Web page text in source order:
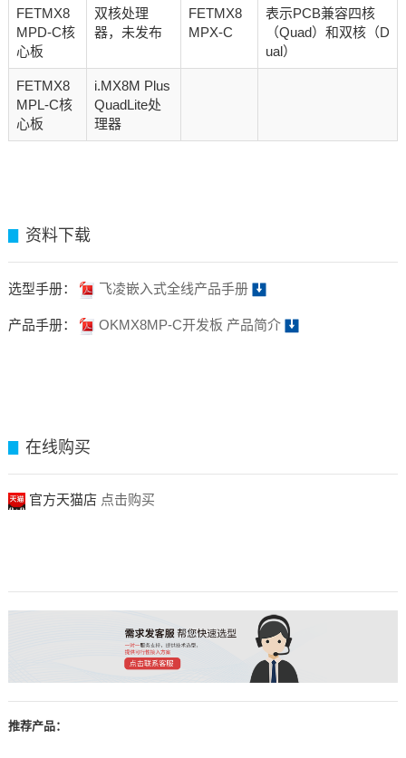
FETMX8
MPD-C核
心板
双核处理
器，未发布
FETMX8
MPX-C
表示PCB兼容四核
（Quad）和双核（D
ual）
FETMX8
MPL-C核
心板
i.MX8M Plus
QuadLite处
理器
资料下载
选型手册： 飞凌嵌入式全线产品手册
产品手册： OKMX8MP-C开发板 产品简介
在线购买
官方天猫店 点击购买
推荐产品：